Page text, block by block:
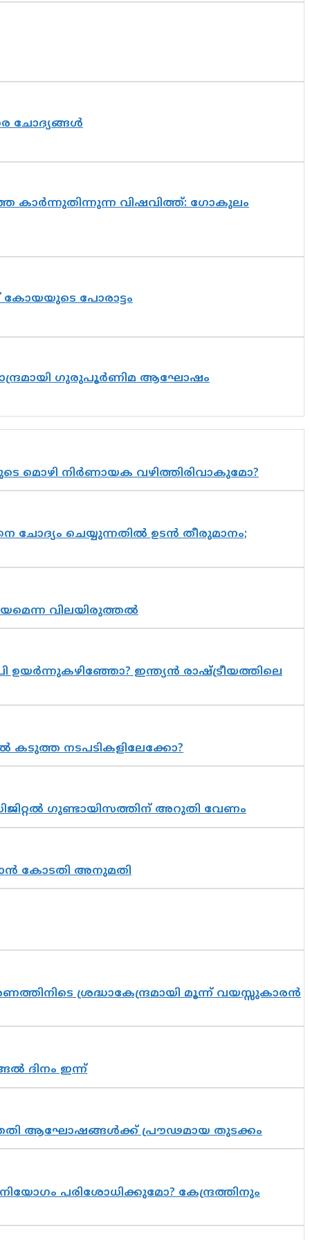
ചോദ്യങ്ങൾ
കാർന്നുതിന്നുന്ന വിഷവിത്ത്: ഗോകുലം
കോയയുടെ പോരാട്ടം
ഗുരുപൂർണിമ ആഘോഷം
മൊഴി നിർണായക വഴിത്തിരിവാകുമോ?
ചെയ്യുന്നതിൽ ഉടൻ തീരുമാനം;
വിലയിരുത്തൽ
ഉയർന്നുകഴിഞ്ഞോ? ഇന്ത്യൻ രാഷ്ട്രീയത്തിലെ
നടപടികളിലേക്കോ?
ഗുണ്ടായിസത്തിന് അറുതി വേണം
കോടതി അനുമതി
ശ്രദ്ധാകേന്ദ്രമായി മൂന്ന് വയസ്സുകാരൻ
ദിനം ഇന്ന്
ആഘോഷങ്ങൾക്ക് പ്രൗഢമായ തുടക്കം
പരിശോധിക്കുമോ? കേന്ദ്രത്തിനും